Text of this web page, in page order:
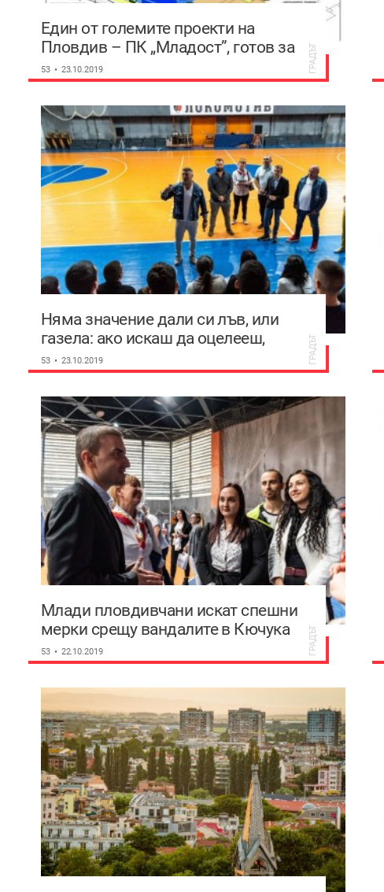
Един от големите проекти на
Пловдив – ПК „Младост”, готов за
2 години с 12 млн. лева
53 23.10.2019 ГРАДЪТ
Няма значение дали си лъв, или
газела: ако искаш да оцелееш,
трябва да бягаш
53 23.10.2019 ГРАДЪТ
Млади пловдивчани искат спешни
мерки срещу вандалите в Кючука
53 22.10.2019 ГРАДЪТ